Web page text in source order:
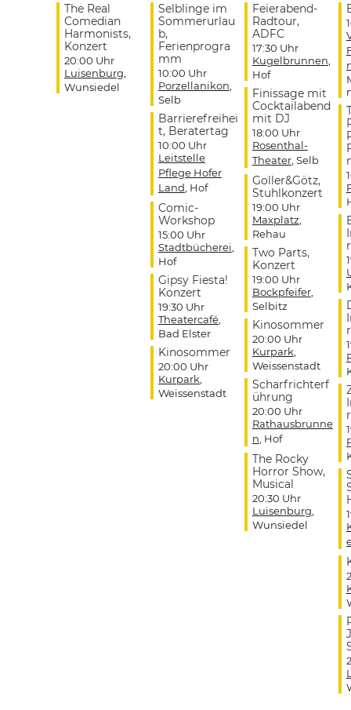
The Real
Comedian
Harmonists,
Konzert
20:00 Uhr
Luisenburg
Wunsiedel
Selblinge im
Sommerurlau
b,
Ferienprogra
mm
10:00 Uhr
Porzellanikon
Selb
Barrierefreihei
t, Beratertag
10:00 Uhr
Leitstelle
Pflege Hofer
Land , Hof
Comic-
Workshop
15:00 Uhr
Stadtbücherei
Hof
Gipsy Fiesta!
Konzert
19:30 Uhr
Theatercafé,
Bad Elster
Kinosommer
20:00 Uhr
Kurpark
Weissenstadt
Feierabend-
Radtour,
ADFC
17:30 Uhr
Kugelbrunnen
Hof
Finissage mit
Cocktailabend
mit DJ
18:00 Uhr
Rosenthal-
Theater, Selb
Goller&Götz,
Stuhlkonzert
19:00 Uhr
Maxplatz
Rehau
Two Parts,
Konzert
19:00 Uhr
Bockpfeifer,
Selbitz
Kinosommer
20:00 Uhr
Kurpark
Weissenstadt
Scharfrichterf
ührung
20:00 Uhr
Rathausbrunne
n , Hof
The Rocky
Horror Show,
Musical
20:30 Uhr
Luisenburg
Wunsiedel